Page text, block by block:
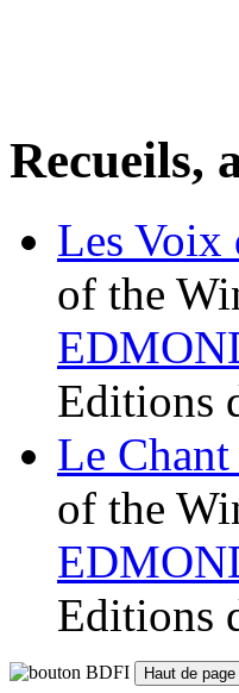
Recueils,
Les Voix
of the
Editions
Le
of the
Editions